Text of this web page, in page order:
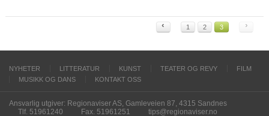
‹ 1 2 3 ›
NYHETER LITTERATUR KUNST TEATER OG REVY
FILM
MUSIKK OG DANS
KONTAKT OSS
Ansvarlig utgiver: Regionaviser AS, Gamleveien 87, 4315 Sandnes
Tlf. 51961240
Fax. 51961251 tips@regionaviser.no